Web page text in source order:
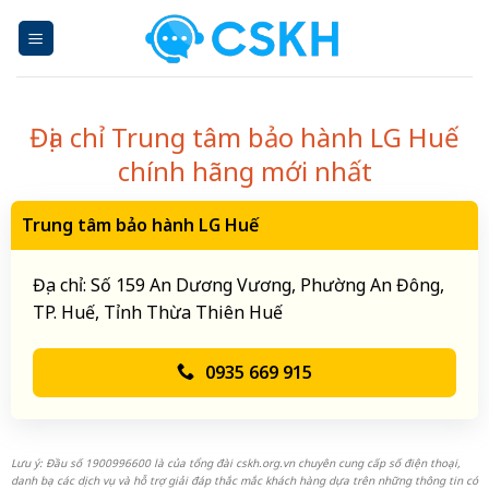
Địa chỉ Trung tâm bảo hành LG Huế
chính hãng mới nhất
Trung tâm bảo hành LG Huế
Địa chỉ: Số 159 An Dương Vương, Phường An Đông,
TP. Huế, Tỉnh Thừa Thiên Huế
0935 669 915
Lưu ý: Đầu số 1900996600 là của tổng đài cskh.org.vn chuyên cung cấp số điện thoại,
danh bạ các dịch vụ và hỗ trợ giải đáp thắc mắc khách hàng dựa trên những thông tin có